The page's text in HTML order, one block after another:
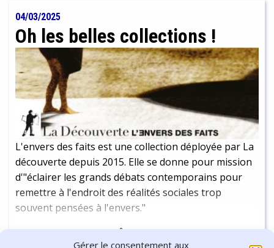
Gérer le consentement aux
04/03/2025
Oh les belles collections !
L'envers des faits est une collection déployée par La
découverte depuis 2015. Elle se donne pour mission
d'"éclairer les grands débats contemporains pour
remettre à l'endroit des réalités sociales trop
souvent pensées à l'envers."